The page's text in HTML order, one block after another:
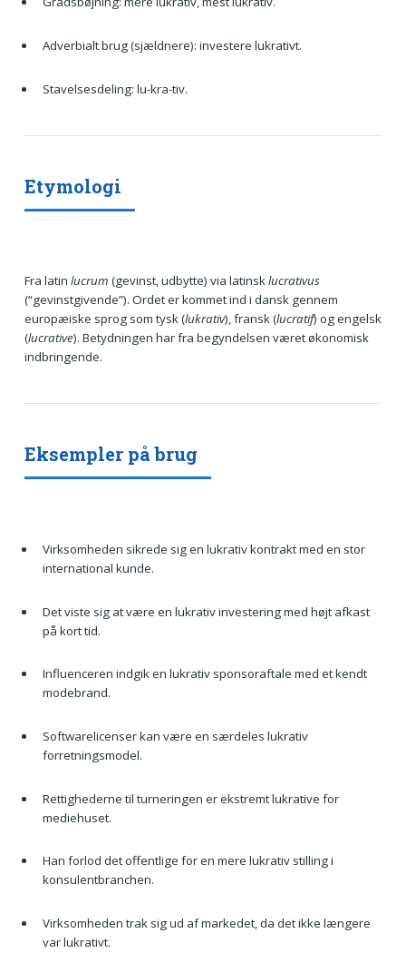
Adverbialt brug (sjældnere): investere lukrativt.
Stavelsesdeling: lu-kra-tiv.
Etymologi
Fra latin lucrum (gevinst, udbytte) via latinsklucrativus
(“gevinstgivende”). Ordet er kommet ind i dansk gennem
europæiske sprog som tysk (lukrativ), fransk (lucratif) og engelsk
(lucrative). Betydningen har fra begyndelsen været økonomisk
indbringende.
Eksempler på brug
Virksomheden sikrede sig en lukrativ kontrakt med en stor
international kunde.
Det viste sig at være en lukrativ investering med højt afkast
på kort tid.
Influenceren indgik en lukrativ sponsoraftale med et kendt
modebrand.
Softwarelicenser kan være en særdeles lukrativ
forretningsmodel.
Rettighederne til turneringen er ekstremt lukrative for
mediehuset.
Han forlod det offentlige for en mere lukrativ stilling i
konsulentbranchen.
Virksomheden trak sig ud af markedet, da det ikke længere
var lukrativt.